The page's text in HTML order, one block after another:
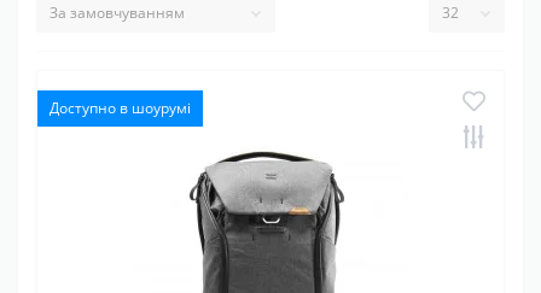
Доступно в шоурумі